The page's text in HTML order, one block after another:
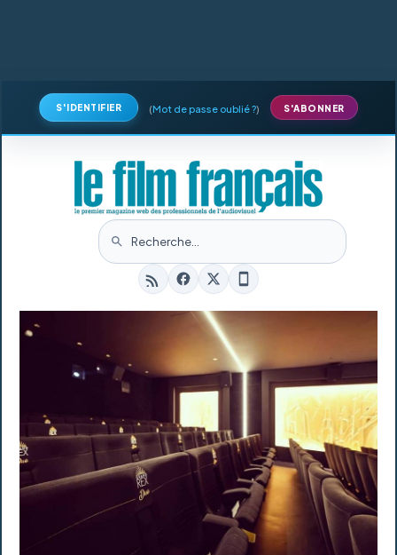
S'IDENTIFIER (Mot de passe oublié ?) S'ABONNER